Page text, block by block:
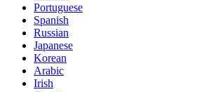
Portuguese
Spanish
Russian
Japanese
Korean
Arabic
Irish